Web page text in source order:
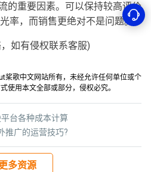
的重要因素。可以保持较高评价
率，而销售更绝对不是问题。
如有侵权联系客服)
桨歌中文网站所有，未经允许任何单位或个
使用本文全部或部分，侵权必究。
推广的运营技巧?
台各种成本计算
多资源